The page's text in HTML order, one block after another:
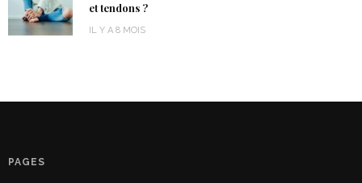
et tendons ?
IL Y A 8 MOIS
PAGES